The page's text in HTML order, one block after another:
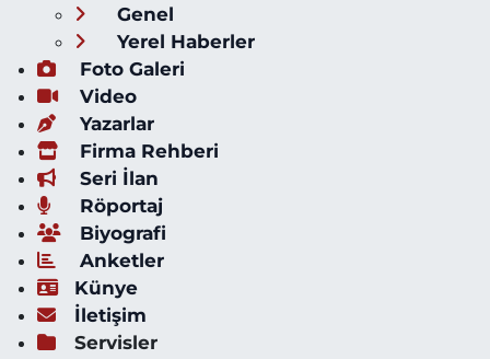
Genel
Yerel Haberler
Foto Galeri
Video
Yazarlar
Firma Rehberi
Seri İlan
Röportaj
Biyografi
Anketler
Künye
İletişim
Servisler